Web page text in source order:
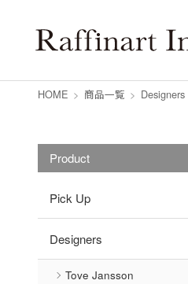
HOME > 商品一覧 > Designers
Product
Pick Up
Designers
Tove Jansson